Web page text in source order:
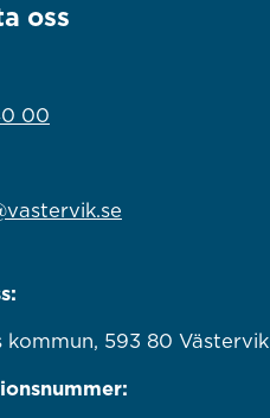
oss
00
kommun, 593 80 Västervik